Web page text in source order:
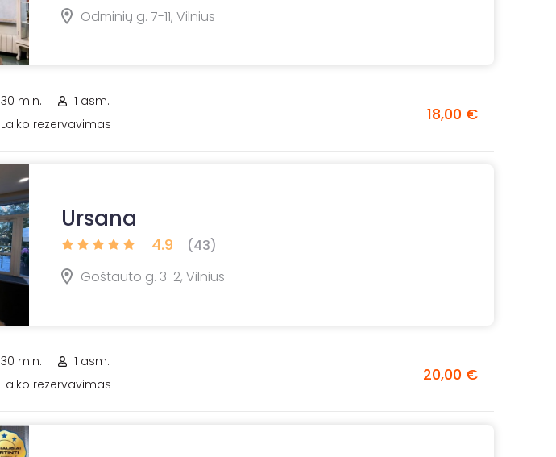
Odminių g. 7-11, Vilnius
30 min.
1 asm.
Laiko rezervavimas
18,00 €
Ursana
4.9
(43)
Goštauto g. 3-2, Vilnius
30 min.
1 asm.
Laiko rezervavimas
20,00 €